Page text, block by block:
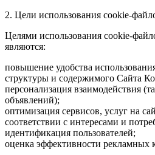
2. Цели использования cookie-
Целями использования cookie-
являются:
повышение удобства
структуры и содержимого Сайта
персонализация взаимодействия
объявлений);
оптимизация сервисов, услуг на
соответствии с интересами и
идентификация пользователей;
оценка эффективности рекламных